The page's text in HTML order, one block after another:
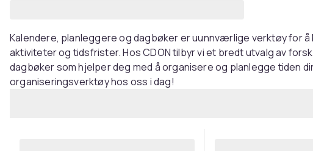
Kalendere, planleggere og dagbøker er uunnværlige verktøy for å
aktiviteter og tidsfrister. Hos CDON tilbyr vi et bredt utvalg av
dagbøker som hjelper deg med å organisere og planlegge tiden
organiseringsverktøy hos oss i dag!